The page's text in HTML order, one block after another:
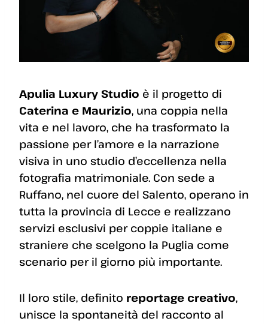
Apulia Luxury Studio è il progetto di
Caterina e Maurizio, una coppia nella
vita e nel lavoro, che ha trasformato la
passione per l’amore e la narrazione
visiva in uno studio d’eccellenza nella
fotografia matrimoniale. Con sede a
Ruffano, nel cuore del Salento, operano in
tutta la provincia di Lecce e realizzano
servizi esclusivi per coppie italiane e
straniere che scelgono la Puglia come
scenario per il giorno più importante.
Il loro stile, definito reportage creativo,
unisce la spontaneità del racconto al